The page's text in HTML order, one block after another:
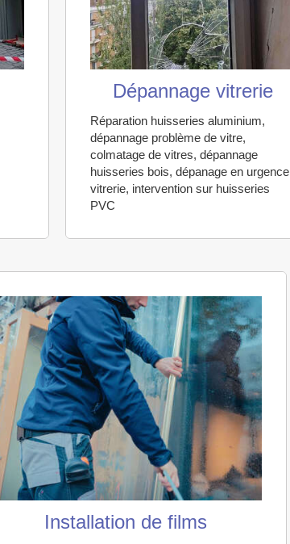
Dépannage vitrerie
Réparation huisseries aluminium,
dépannage problème de vitre,
colmatage de vitres, dépannage
huisseries bois, dépanage en urgence
vitrerie, intervention sur huisseries
PVC
Installation de films